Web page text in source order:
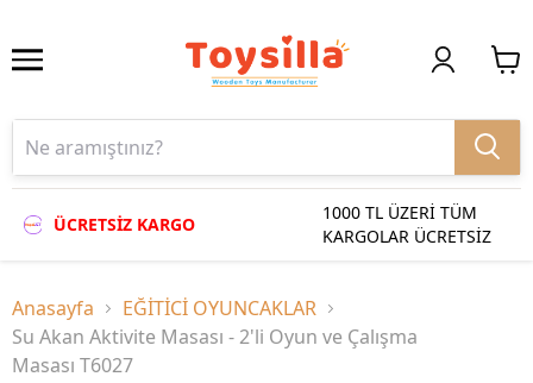
ÜCRETSİZ KARGO
1000 TL ÜZERİ TÜM
KARGOLAR ÜCRETSİZ
Anasayfa
EĞİTİCİ OYUNCAKLAR
Su Akan Aktivite Masası - 2'li Oyun ve Çalışma
Masası T6027